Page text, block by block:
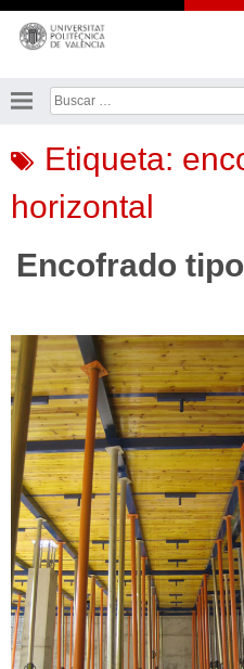
Saltar
contenido
Buscar:
Etiqueta:
horizontal
Encofrado